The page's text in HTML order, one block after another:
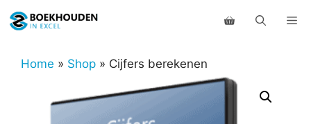
naar
inhoudHome » Shop » Cijfers berekenen